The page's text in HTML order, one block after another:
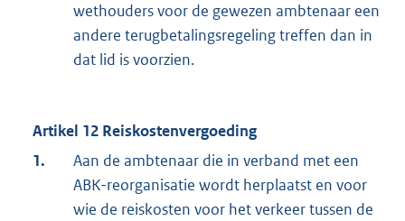
wethouders voor de gewezen ambtenaar een
andere terugbetalingsregeling treffen dan in
dat lid is voorzien.
Artikel 12 Reiskostenvergoeding
1.
Aan de ambtenaar die in verband met een
ABK-reorganisatie wordt herplaatst en voor
wie de reiskosten voor het verkeer tussen de